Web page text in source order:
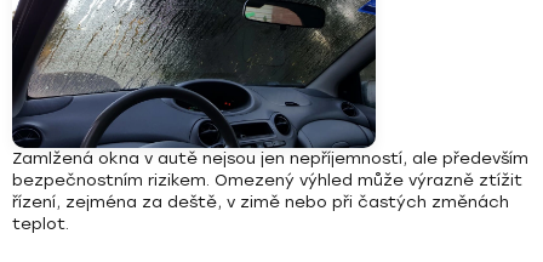
Zamlžená okna v autě nejsou jen nepříjemností, ale především
bezpečnostním rizikem. Omezený výhled může výrazně ztížit
řízení, zejména za deště, v zimě nebo při častých změnách
teplot.